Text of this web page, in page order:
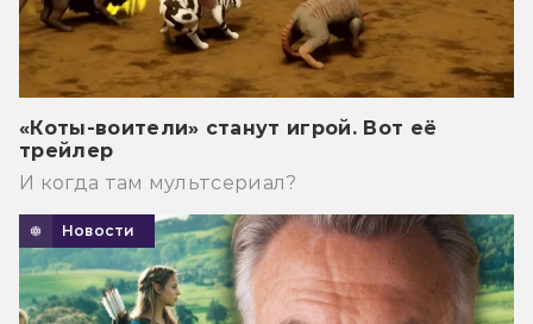
«Коты-воители» станут игрой. Вот её
трейлер
И когда там мультсериал?
Новости